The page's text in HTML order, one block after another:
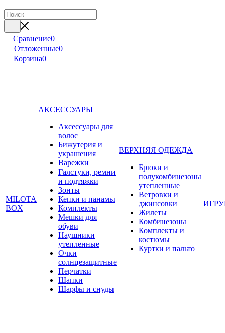
Сравнение0
Отложенные0
Корзина0
MILOTA
BOX
АКСЕССУАРЫ
Аксессуары для
волос
Бижутерия и
украшения
Варежки
Галстуки, ремни
и подтяжки
Зонты
Кепки и панамы
Комплекты
Мешки для
обуви
Наушники
утепленные
Очки
солнцезащитные
Перчатки
Шапки
Шарфы и снуды
ВЕРХНЯЯ ОДЕЖДА
Брюки и
полукомбинезоны
утепленные
Ветровки и
джинсовки
Жилеты
Комбинезоны
Комплекты и
костюмы
Куртки и пальто